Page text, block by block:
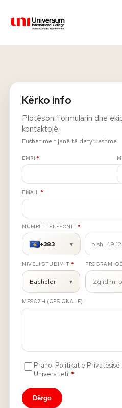
Universum University
Regjistrimet
Programet
Jeta Studentore
Ndërkombëtare
Fuqizuar nga ASU
Rreth nesh
Lajme
Kontakti
UMS Staff
LMS Canvas
Kërko info
Plotësoni formularin dhe
kontaktojë.
Fushat me * janë të detyrueshme.
EMRI *
E DETYRUESHME E
EMAIL *
E DETYRUESHME
NUMRI I TELEFONIT*
E DETYRUESHME
+383 ▾
NIVELI STUDIMIT *
E DETYRUESHME
Bachelor ▾
PROGRAMI
E
Zgjidhni
MESAZH (OPSIONALE)
Pranoj Politikat e
Universiteti. *
Dërgo